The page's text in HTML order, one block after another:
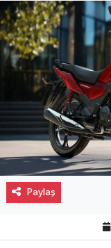
Paylaş
Magazin
Gayrimenkul
Spor
Eğitim